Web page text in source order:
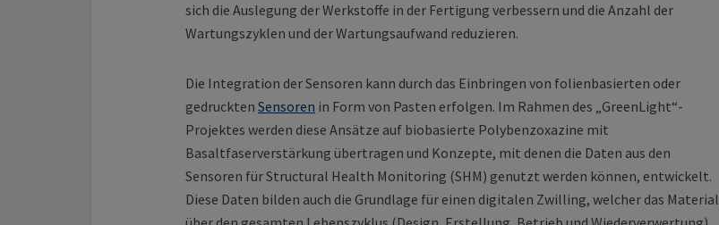
sich die Auslegung der Werkstoffe in der Fertigung verbessern und die Anzahl der
Wartungszyklen und der Wartungsaufwand reduzieren.
Die Integration der Sensoren kann durch das Einbringen von folienbasierten oder
gedruckten Sensoren in Form von Pasten erfolgen. Im Rahmen des „GreenLight“-
Projektes werden diese Ansätze auf biobasierte Polybenzoxazine mit
Basaltfaserverstärkung übertragen und Konzepte, mit denen die Daten aus den
Sensoren für Structural Health Monitoring (SHM) genutzt werden können, entwickelt.
Diese Daten bilden auch die Grundlage für einen digitalen Zwilling, welcher das Material